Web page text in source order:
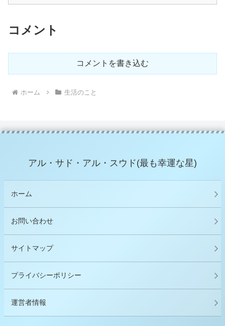
コメント
コメントを書き込む
ホーム 生活のこと
アル・サド・アル・スウド(最も幸運な星)
ホーム
お問い合わせ
サイトマップ
プライバシーポリシー
運営者情報